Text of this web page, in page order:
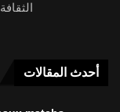
أحدث المقالات